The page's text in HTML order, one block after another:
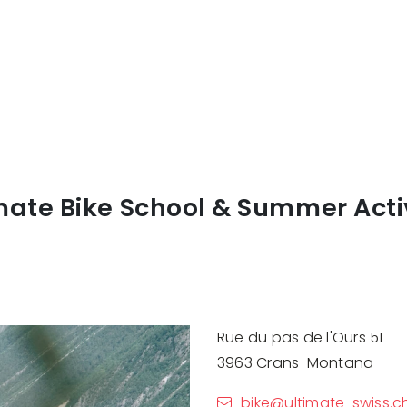
Bike School & Summer
Rue du pas de l'Ours 51
3963 Crans-Montana
bike@ultimate-